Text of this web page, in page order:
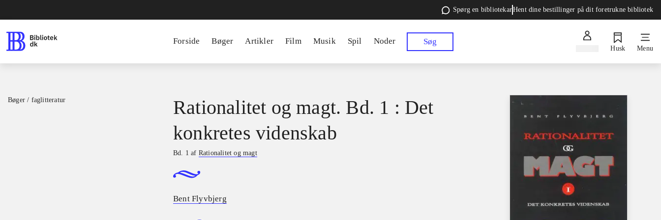
Spørg en bibliotekarHent dine bestillinger på dit foretrukne bibliotek
Forside Bøger Artikler Film Musik Spil Noder Søg
Husk Menu
Bøger / faglitteratur
Rationalitet og magt. Bd. 1 : Det
konkretes videnskab
Bd. 1 af Rationalitet og magt
Bent Flyvbjerg